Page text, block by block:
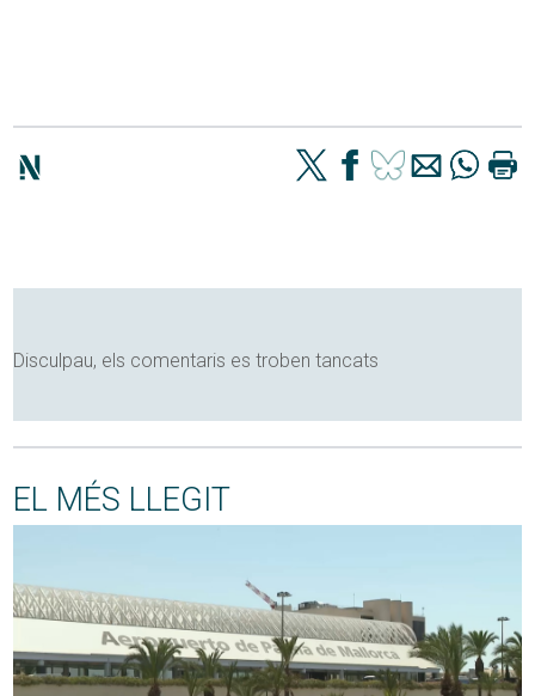
Disculpau, els comentaris es troben tancats
EL MÉS LLEGIT